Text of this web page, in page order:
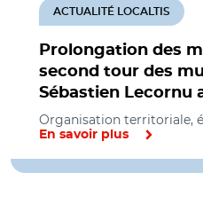
Prolongation des
second tour des
Sébastien Lecornu
ACTUALITÉ LOCALTIS
Organisation territoriale,
En savoir plus